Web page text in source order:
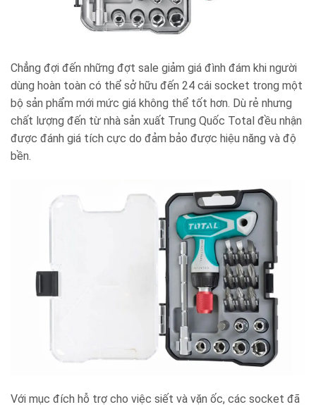
Chẳng đợi đến những đợt sale giảm giá đình đám khi người
dùng hoàn toàn có thể sở hữu đến 24 cái socket trong một
bộ sản phẩm mới mức giá không thể tốt hơn. Dù rẻ nhưng
chất lượng đến từ nhà sản xuất Trung Quốc Total đều nhận
được đánh giá tích cực do đảm bảo được hiệu năng và độ
bền.
Với mục đích hỗ trợ cho việc siết và vặn ốc, các socket đã